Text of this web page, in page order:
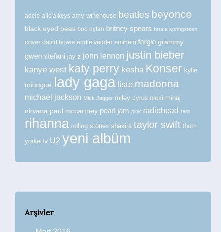
adele alicia keys amy winehouse beatles beyonce
black eyed peas bob dylan britney spears bruce springsteen
cover david bowie eddie vedder eminem fergie grammy
gwen stefani jay-z john lennon justin bieber
kanye west katy perry kesha Konser kylie
minogue lady gaga liste madonna
michael jackson Mick Jagger miley cyrus nicki minaj
nirvana paul mccartney pearl jam pink radiohead rem
rihanna rolling stones shakira taylor swift thom
yorke tv U2 yeni albüm
Arşivler